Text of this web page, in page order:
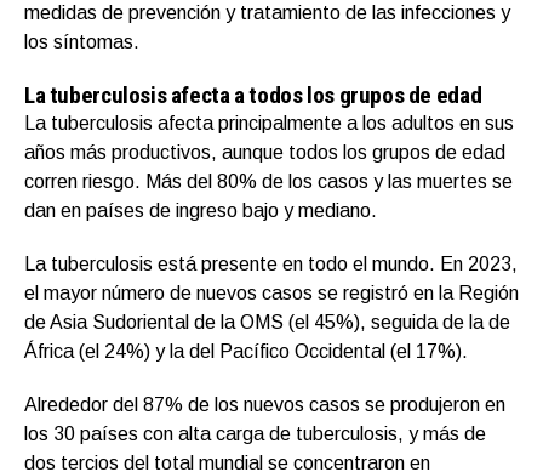
medidas de prevención y tratamiento de las infecciones y
los síntomas.
La tuberculosis afecta a todos los grupos de edad
La tuberculosis afecta principalmente a los adultos en sus
años más productivos, aunque todos los grupos de edad
corren riesgo. Más del 80% de los casos y las muertes se
dan en países de ingreso bajo y mediano.
La tuberculosis está presente en todo el mundo. En 2023,
el mayor número de nuevos casos se registró en la Región
de Asia Sudoriental de la OMS (el 45%), seguida de la de
África (el 24%) y la del Pacífico Occidental (el 17%).
Alrededor del 87% de los nuevos casos se produjeron en
los 30 países con alta carga de tuberculosis, y más de
dos tercios del total mundial se concentraron en